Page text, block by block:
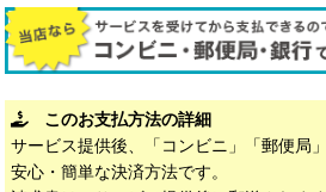
このお支払方法の詳細
サービス提供後、「コンビニ」「郵便局
安心・簡単な決済方法です。